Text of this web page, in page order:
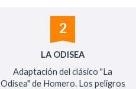
2
LA ODISEA
Adaptación del clásico "La
Odisea" de Homero. Los peligros